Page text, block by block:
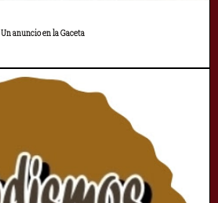
Un anuncio en la Gaceta